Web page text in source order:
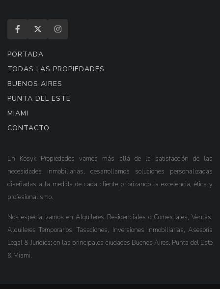
PORTADA
TODAS LAS PROPIEDADES
BUENOS AIRES
PUNTA DEL ESTE
MIAMI
CONTACTO
En Kosyk Propiedades vamos más allá de la satisfacción de las
necesidades inmobiliarias, desarrollamos soluciones personalizadas
diseñadas a la medida de cada cliente priorizando la excelencia, ética y
profesionalismo.
Nos especializamos en Alquileres Residenciales o Comerciales, Ventas,
Alquileres Temporarios, Tasaciones, Inversiones Inmobiliarias, Asesoría
Legal & Jurídica; en las principales ciudades Buenos Aires, Punta del Este
& Miami.